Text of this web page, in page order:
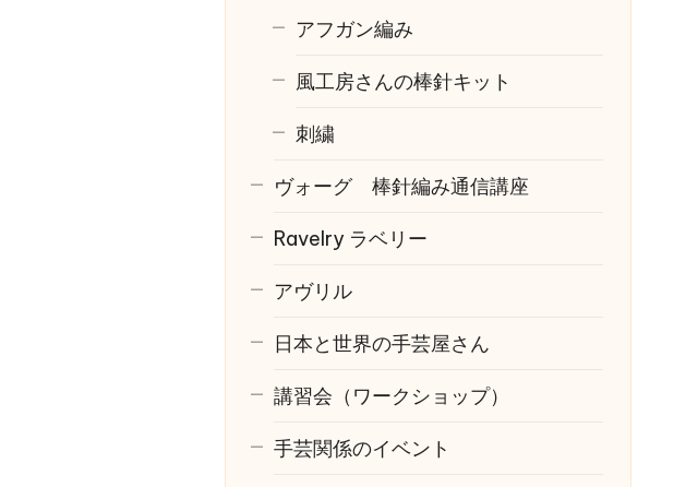
アフガン編み
風工房さんの棒針キット
刺繍
ヴォーグ 棒針編み通信講座
Ravelry ラベリー
アヴリル
日本と世界の手芸屋さん
講習会（ワークショップ）
手芸関係のイベント